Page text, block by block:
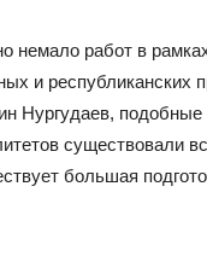
немало работ в
и республиканских
Нургудаев,
существовали
большая